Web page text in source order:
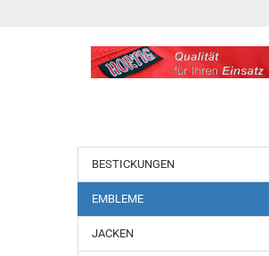
BESTICKUNGEN
EMBLEME
JACKEN